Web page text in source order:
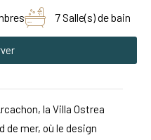
7 Salle(s) de bain
la Villa Ostrea
de mer, où le design